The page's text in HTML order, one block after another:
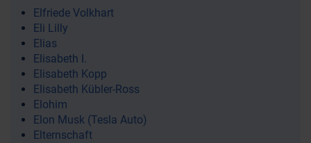
Elfriede Volkhart
Eli Lilly
Elias
Elisabeth I.
Elisabeth Kopp
Elisabeth Kübler-Ross
Elohim
Elon Musk (Tesla Auto)
Elternschaft